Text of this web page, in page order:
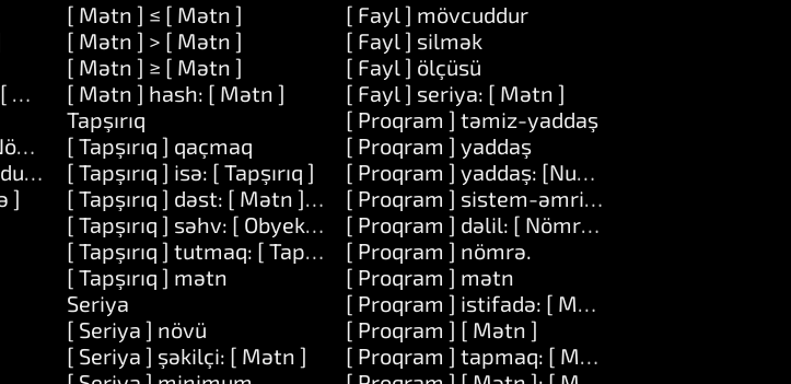
Nömrə ]
]
]
]
[ Mətn ] ≤ [ Mətn ]
[ Mətn ] > [ Mətn ]
[ Mətn ] ≥ [ Mətn ]
[ Mətn ] hash: [ Mətn ]
Tapşırıq
[ Tapşırıq ] qaçmaq
[ Tapşırıq ] isə: [ Tapşırıq ]
[ Tapşırıq ] dəst: [ Mətn ] dəyər: [ Obyekt ]
[ Tapşırıq ] səhv: [ Obyekt ]
[ Tapşırıq ] tutmaq: [ Tapşırıq ]
[ Tapşırıq ] mətn
Seriya
[ Seriya ] növü
[ Seriya ] şəkilçi: [ Mətn ]
[ Fayl ] mövcuddur
[ Fayl ] silmək
[ Fayl ] ölçüsü
[ Fayl ] seriya: [ Mətn ]
[ Proqram ] təmiz-yaddaş
[ Proqram ] yaddaş
[ Proqram ] yaddaş: [Number]
[ Proqram ] sistem-əmri: [ Mətn ]
[ Proqram ] dəlil: [ Nömrə ]
[ Proqram ] nömrə.
[ Proqram ] mətn
[ Proqram ] istifadə: [ Mətn ]
[ Proqram ] [ Mətn ]
[ Proqram ] tapmaq: [ Mətn ]